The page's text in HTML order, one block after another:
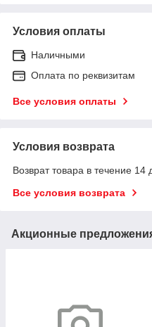
Условия оплаты
Наличными
Оплата по реквизитам
Все условия оплаты
Условия возврата
Возврат товара в течение 14
Все условия возврата
Акционные